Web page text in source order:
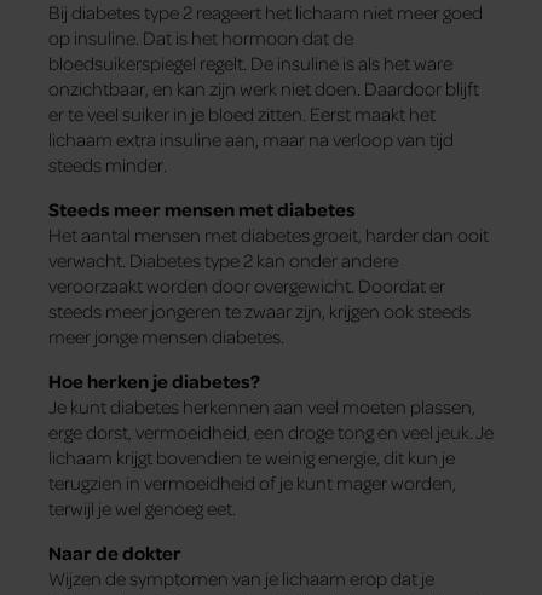
Bij diabetes type 2 reageert het lichaam niet meer goed
op insuline. Dat is het hormoon dat de
bloedsuikerspiegel regelt. De insuline is als het ware
onzichtbaar, en kan zijn werk niet doen. Daardoor blijft
er te veel suiker in je bloed zitten. Eerst maakt het
lichaam extra insuline aan, maar na verloop van tijd
steeds minder.
Steeds meer mensen met diabetes
Het aantal mensen met diabetes groeit, harder dan ooit
verwacht. Diabetes type 2 kan onder andere
veroorzaakt worden door overgewicht. Doordat er
steeds meer jongeren te zwaar zijn, krijgen ook steeds
meer jonge mensen diabetes.
Hoe herken je diabetes?
Je kunt diabetes herkennen aan veel moeten plassen,
erge dorst, vermoeidheid, een droge tong en veel jeuk. Je
lichaam krijgt bovendien te weinig energie, dit kun je
terugzien in vermoeidheid of je kunt mager worden,
terwijl je wel genoeg eet.
Naar de dokter
Wijzen de symptomen van je lichaam erop dat je